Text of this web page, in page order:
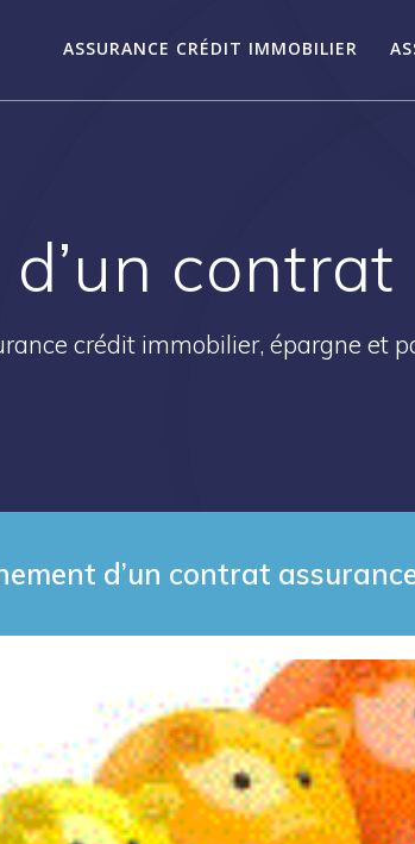
ASSURANCE CRÉDIT IMMOBILIER
crédit immobilier, épargne et
d’un contrat